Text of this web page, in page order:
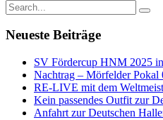
Neueste Beiträge
SV Fördercup HNM 2025
Nachtrag – Mörfelder Pokal
RE-LIVE mit dem
Kein passendes Outfit zur
Anfahrt zur Deutschen